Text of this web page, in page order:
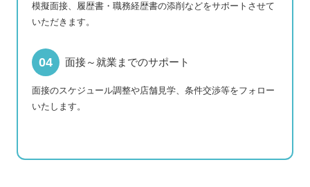
模擬面接、履歴書・職務経歴書の添削などをサポートさせて
いただきます。
面接～就業までのサポート
面接のスケジュール調整や店舗見学、条件交渉等をフォロー
いたします。